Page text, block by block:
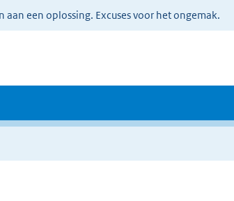
een oplossing. Excuses voor het ongemak.